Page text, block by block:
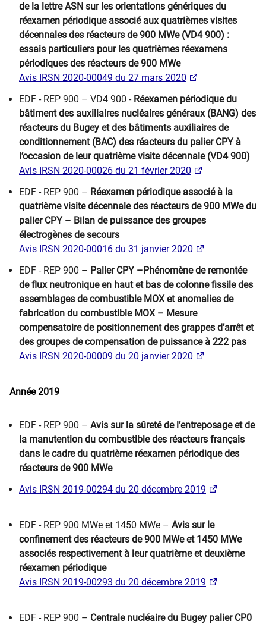
de la lettre ASN sur les orientations génériques du
réexamen périodique associé aux quatrièmes visites
décennales des réacteurs de 900 MWe (VD4 900) :
essais particuliers pour les quatrièmes réexamens
périodiques des réacteurs de 900 MWe
Avis IRSN 2020-00049 du 27 mars 2020
EDF - REP 900 – VD4 900 - Réexamen périodique du
bâtiment des auxiliaires nucléaires généraux (BANG) des
réacteurs du Bugey et des bâtiments auxiliaires de
conditionnement (BAC) des réacteurs du palier CPY à
l’occasion de leur quatrième visite décennale (VD4 900)
Avis IRSN 2020-00026 du 21 février 2020
EDF - REP 900 – Réexamen périodique associé à la
quatrième visite décennale des réacteurs de 900 MWe du
palier CPY – Bilan de puissance des groupes
électrogènes de secours
Avis IRSN 2020-00016 du 31 janvier 2020
​EDF - REP 900 – Palier CPY –Phénomène de remontée
de flux neutronique en haut et bas de colonne fissile des
assemblages de combustible MOX et anomalies de
fabrication du combustible MOX – Mesure
compensatoire de positionnement des grappes d’arrêt et
des groupes de compensation de puissance à 222 pas
Avis IRSN 2020-00009 du 20 janvier 2020​
Année 2019
EDF - REP 900 – Avis sur la sûreté de l’entreposage et de
la manutention du combustible des réacteurs français
dans le cadre du quatrième réexamen périodique des
réacteurs de 900 MWe
Avis IRSN 2019-00294 du 20 décembre 2019
​EDF - REP 900 MWe et 1450 MWe – Avis sur le
confinement des réacteurs de 900 MWe et 1450 MWe
associés respectivement à leur quatrième et deuxième
réexamen périodique
Avis IRSN 2019-00293 du 20 décembre 2019
EDF - REP 900 – Centrale nucléaire du Bugey palier CP0